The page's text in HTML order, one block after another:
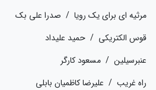
مرثیه ای برای یک رویا / صدرا علی بک
قوس الکتریکی / حمید علیداد
عنبرسیلین / مسعود کارگر
راه غریب / علیرضا کاظمیان بابلی